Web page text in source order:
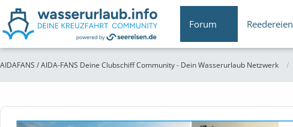
Forum Reedereien
AIDAFANS / AIDA-FANS Deine Clubschiff Community - Dein Wasserurlaub Netzwerk